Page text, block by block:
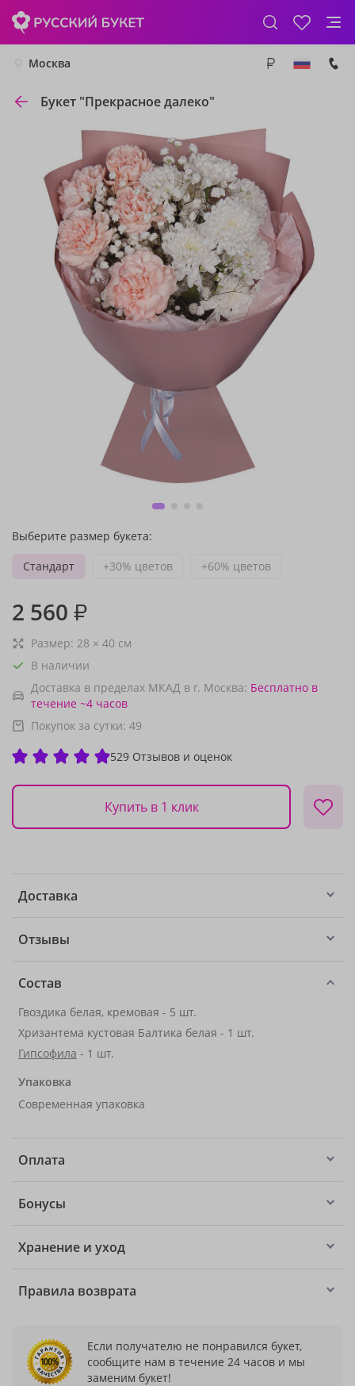
Москва
Букет "Прекрасное далеко"
Выберите размер букета:
Стандарт
+30% цветов +60% цветов
2 560 ₽
Размер: 28 × 40 см
В наличии
Доставка в пределах МКАД в г. Москва: Бесплатно в
течение ~4 часов
Покупок за сутки: 49
529 Отзывов и оценок
Купить в 1 клик
Доставка
Отзывы
Состав
Гвоздика белая, кремовая - 5 шт.
Хризантема кустовая Балтика белая - 1 шт.
Гипсофила - 1 шт.
Упаковка
Современная упаковка
Оплата
Бонусы
Хранение и уход
Правила возврата
Если получателю не понравился букет,
сообщите нам в течение 24 часов и мы
заменим букет!